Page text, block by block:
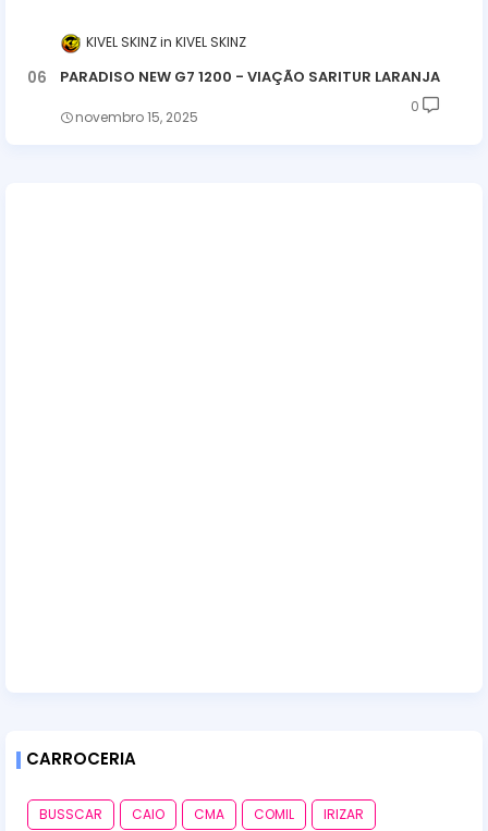
KIVEL SKINZ KIVEL SKINZ
PARADISO NEW G7 1200 - VIAÇÃO SARITUR LARANJA
novembro 15, 2025
0
CARROCERIA
BUSSCAR CAIO CMA COMIL
IRIZAR